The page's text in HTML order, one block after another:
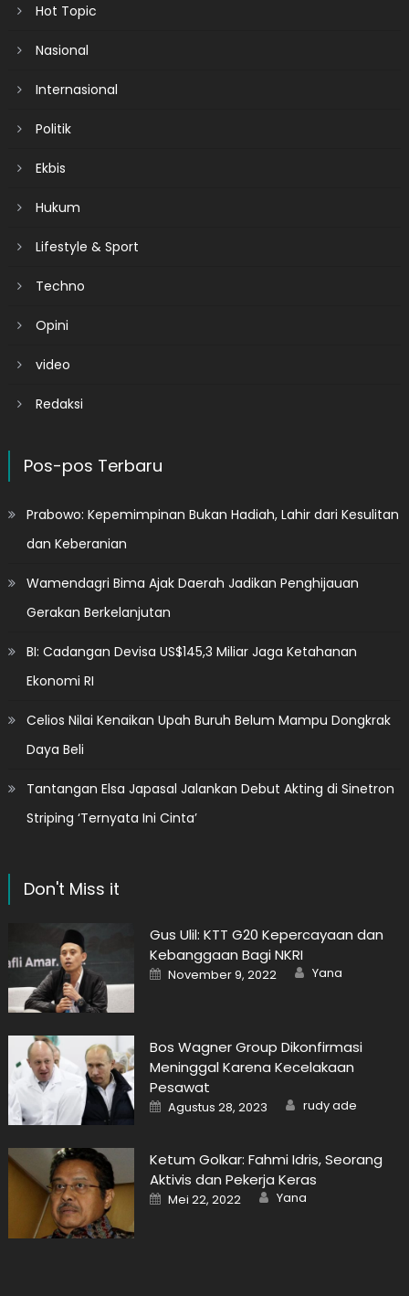
Hot Topic
Nasional
Internasional
Politik
Ekbis
Hukum
Lifestyle & Sport
Techno
Opini
video
Redaksi
Pos-pos Terbaru
Prabowo: Kepemimpinan Bukan Hadiah, Lahir dari Kesulitan
dan Keberanian
Wamendagri Bima Ajak Daerah Jadikan Penghijauan
Gerakan Berkelanjutan
BI: Cadangan Devisa US$145,3 Miliar Jaga Ketahanan
Ekonomi RI
Celios Nilai Kenaikan Upah Buruh Belum Mampu Dongkrak
Daya Beli
Tantangan Elsa Japasal Jalankan Debut Akting di Sinetron
Striping ‘Ternyata Ini Cinta’
Don't Miss it
Gus Ulil: KTT G20 Kepercayaan dan
Kebanggaan Bagi NKRI
Posted
on
November 9, 2022 Author
Yana
Bos Wagner Group Dikonfirmasi
Meninggal Karena Kecelakaan
Pesawat
Posted
on
Agustus 28, 2023 Author
rudy ade
Ketum Golkar: Fahmi Idris, Seorang
Aktivis dan Pekerja Keras
Posted
on
Mei 22, 2022 Author
Yana